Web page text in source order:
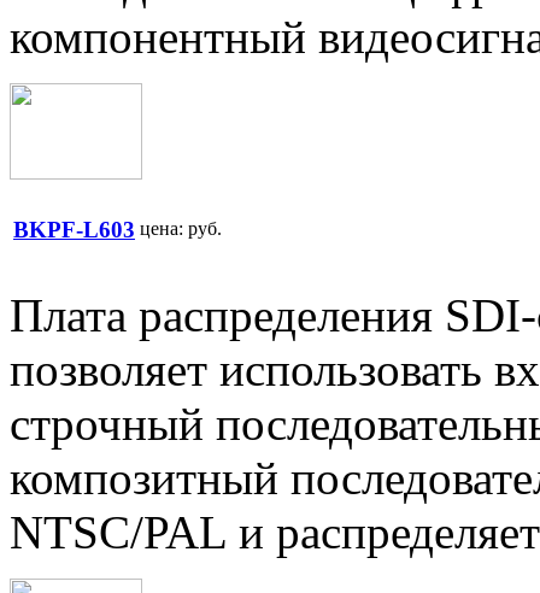
компонентный
BKPF-L603 цена: руб.
Плата распределения
позволяет использовать
строчный
композитный
NTSC/PAL и